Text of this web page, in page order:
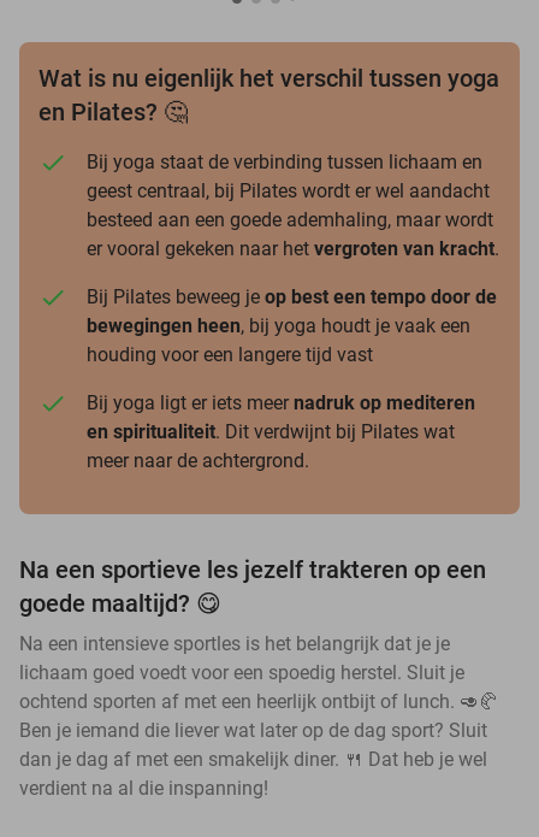
Wat is nu eigenlijk het verschil tussen yoga
en Pilates? 🤔
Bij yoga staat de verbinding tussen lichaam en
geest centraal, bij Pilates wordt er wel aandacht
besteed aan een goede ademhaling, maar wordt
er vooral gekeken naar het vergroten van kracht.
Bij Pilates beweeg je op best een tempo door de
bewegingen heen, bij yoga houdt je vaak een
houding voor een langere tijd vast
Bij yoga ligt er iets meer nadruk op mediteren
en spiritualiteit. Dit verdwijnt bij Pilates wat
meer naar de achtergrond.
Na een sportieve les jezelf trakteren op een
goede maaltijd? 😋
Na een intensieve sportles is het belangrijk dat je je
lichaam goed voedt voor een spoedig herstel. Sluit je
ochtend sporten af met een heerlijk ontbijt of lunch. 🥑🥐
Ben je iemand die liever wat later op de dag sport? Sluit
dan je dag af met een smakelijk diner. 🍴 Dat heb je wel
verdient na al die inspanning!